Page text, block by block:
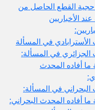
من
المسألة
البحراني: